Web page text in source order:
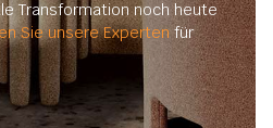
Transformation noch heute
Sie unsere Expertenfür